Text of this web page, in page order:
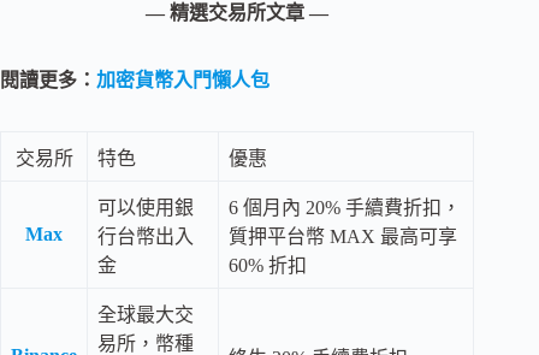
— 精選交易所文章 —
閱讀更多： 加密貨幣入門懶人包
交易所 特色 優惠
Max
可以使用銀
行台幣出入
金
6 個月內 20% 手續費折扣，
質押平台幣 MAX 最高可享
60% 折扣
全球最大交
易所，幣種